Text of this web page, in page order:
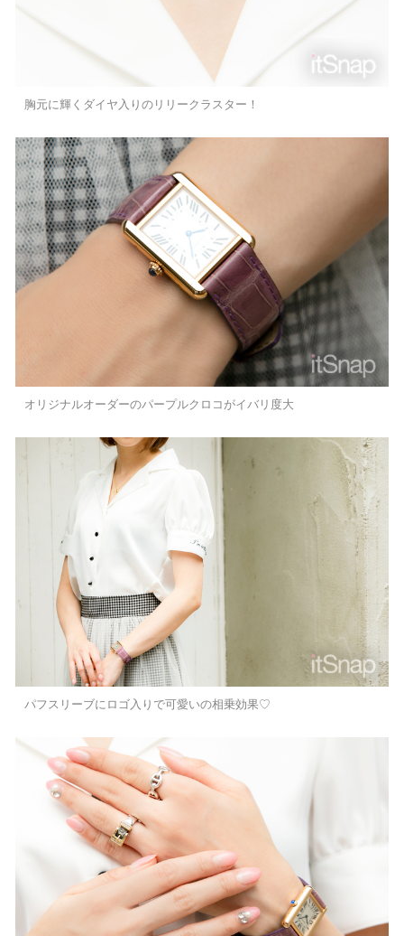
胸元に輝くダイヤ入りのリリークラスター！
オリジナルオーダーのパープルクロコがイバリ度大
パフスリーブにロゴ入りで可愛いの相乗効果♡